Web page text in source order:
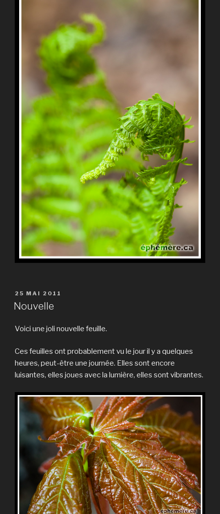
PUBLIÉ
LE
25 MAI 2011
Nouvelle
Voici une joli nouvelle feuille.
Ces feuilles ont probablement vu le jour il y a quelques
heures, peut-être une journée. Elles sont encore
luisantes, elles joues avec la lumière, elles sont vibrantes.